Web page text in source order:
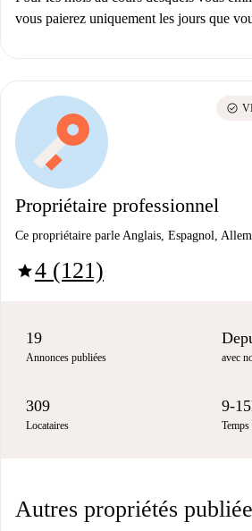
vous paierez uniquement les jours que
Propriétaire professionnel
Ce propriétaire parle Anglais, Espagnol,
star4 (121)
check_circle
19
Annonces publiées avec
309
Locataires
9-
Autres propriétés